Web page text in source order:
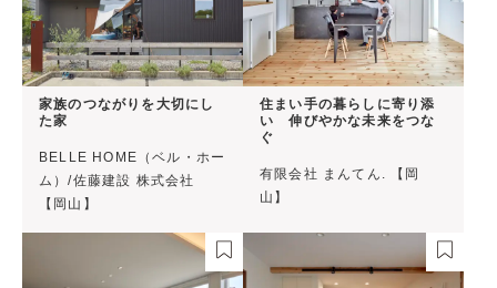
家族のつながりを大切にし
た家
BELLE HOME（ベル・ホー
ム）/佐藤建設 株式会社
【岡山】
住まい手の暮らしに寄り添
い 伸びやかな未来をつな
ぐ
有限会社 まんてん. 【岡
山】